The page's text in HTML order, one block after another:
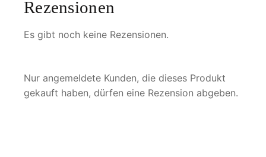
Rezensionen
Es gibt noch keine Rezensionen.
Nur angemeldete Kunden, die dieses Produkt
gekauft haben, dürfen eine Rezension abgeben.